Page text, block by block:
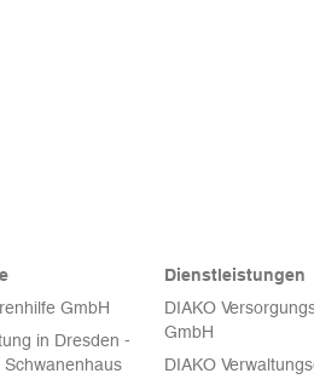
GmbH
in Dresden -
Dienstleistungen
DIAKO
GmbH
DIAKO